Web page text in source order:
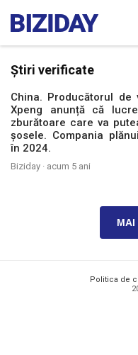
Știri verificate
China. Producătorul de
Xpeng anunță că
zburătoare care va
șosele. Compania
în 2024.
Biziday · acum 5 ani
MAI
Politica de